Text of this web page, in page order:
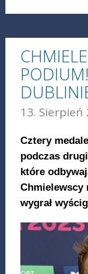
13. Sierpień
Cztery
podczas
które
Chmielewscy
wygrał